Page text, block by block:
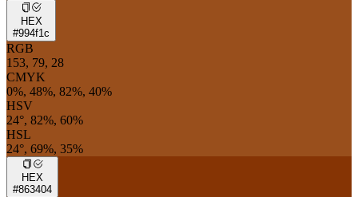
HEX
#994f1c
RGB
153, 79, 28
CMYK
0%, 48%, 82%, 40%
HSV
24°, 82%, 60%
HSL
24°, 69%, 35%
HEX
#863404